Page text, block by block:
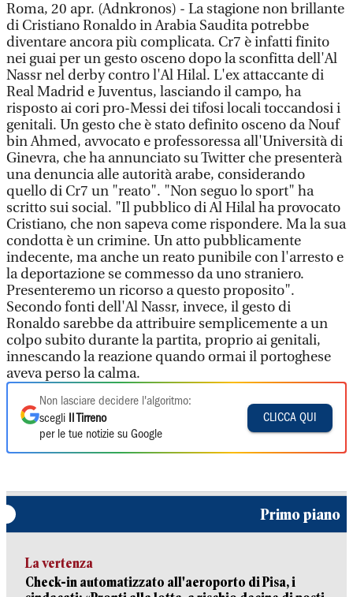
Roma, 20 apr. (Adnkronos) - La stagione non brillante
di Cristiano Ronaldo in Arabia Saudita potrebbe
diventare ancora più complicata. Cr7 è infatti finito
nei guai per un gesto osceno dopo la sconfitta dell'Al
Nassr nel derby contro l'Al Hilal. L'ex attaccante di
Real Madrid e Juventus, lasciando il campo, ha
risposto ai cori pro-Messi dei tifosi locali toccandosi i
genitali. Un gesto che è stato definito osceno da Nouf
bin Ahmed, avvocato e professoressa all'Università di
Ginevra, che ha annunciato su Twitter che presenterà
una denuncia alle autorità arabe, considerando
quello di Cr7 un "reato". "Non seguo lo sport" ha
scritto sui social. "Il pubblico di Al Hilal ha provocato
Cristiano, che non sapeva come rispondere. Ma la sua
condotta è un crimine. Un atto pubblicamente
indecente, ma anche un reato punibile con l'arresto e
la deportazione se commesso da uno straniero.
Presenteremo un ricorso a questo proposito".
Secondo fonti dell'Al Nassr, invece, il gesto di
Ronaldo sarebbe da attribuire semplicemente a un
colpo subito durante la partita, proprio ai genitali,
innescando la reazione quando ormai il portoghese
aveva perso la calma.
Non lasciare decidere l'algoritmo:
scegli
Il Tirreno
per le tue notizie su Google
CLICCA QUI
Primo piano
La vertenza
Check-in automatizzato all'aeroporto di Pisa, i